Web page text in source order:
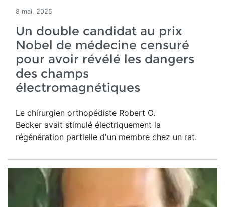
8 mai, 2025
Un double candidat au prix
Nobel de médecine censuré
pour avoir révélé les dangers
des champs
électromagnétiques
Le chirurgien orthopédiste Robert O.
Becker avait stimulé électriquement la
régénération partielle d'un membre chez un rat.